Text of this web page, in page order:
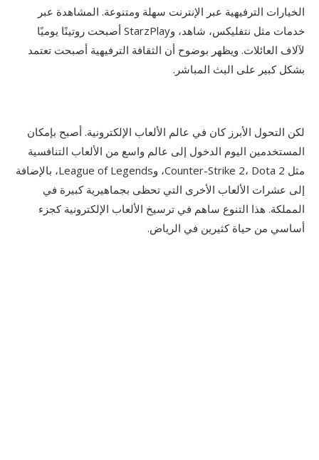
الخيارات الترفيهية عبر الإنترنت سهلة ومتنوعة. المشاهدة عبر
خدمات مثل نتفليكس، شاهد، وStarzPlay أصبحت روتينًا يوميًا
لآلاف العائلات. ويظهر بوضوح أن الثقافة الترفيهية أصبحت تعتمد
بشكل كبير على البث المباشر.
لكن التحول الأبرز كان في عالم الألعاب الإلكترونية. أصبح بإمكان
المستخدمين اليوم الدخول إلى عالم واسع من الألعاب التنافسية
مثل Counter-Strike 2، Dota 2، وLeague of Legends، بالإضافة
إلى عشرات الألعاب الأخرى التي تحظى بجماهيرية كبيرة في
المملكة. هذا التنوع ساهم في ترسيخ الألعاب الإلكترونية كجزء
أساسي من حياة كثيرين في الرياض.